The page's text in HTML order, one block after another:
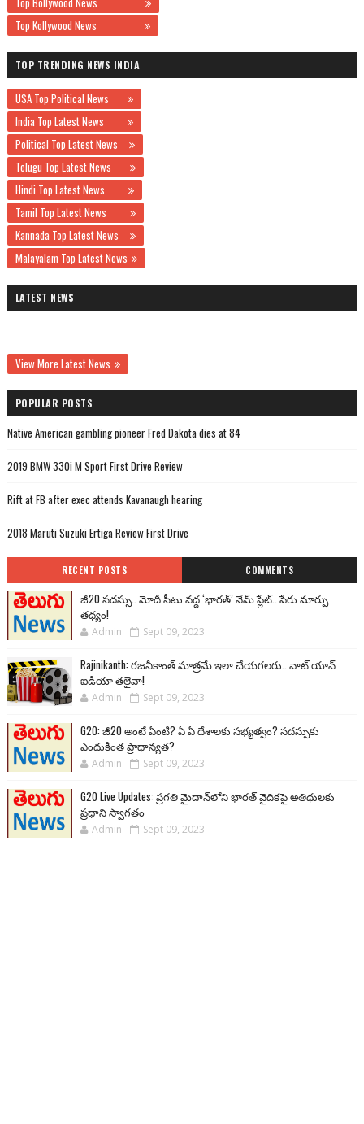
Top Kollywood News
TOP TRENDING NEWS INDIA
USA Top Political News
India Top Latest News
Political Top Latest News
Telugu Top Latest News
Hindi Top Latest News
Tamil Top Latest News
Kannada Top Latest News
Malayalam Top Latest News
LATEST NEWS
View More Latest News
POPULAR POSTS
Native American gambling pioneer Fred Dakota dies at 84
2019 BMW 330i M Sport First Drive Review
Rift at FB after exec attends Kavanaugh hearing
2018 Maruti Suzuki Ertiga Review First Drive
RECENT POSTS COMMENTS
జీ20 సదస్సు.. మోదీ సీటు వద్ద ‘భారత్’ నేమ్ ప్లేట్‌.. పేరు మార్పు
తథ్యం!
Admin Sept 09, 2023
Rajinikanth: రజనీకాంత్ మాత్రమే ఇలా చేయగలరు.. వాట్ యాన్
ఐడియా తలైవా!
Admin Sept 09, 2023
G20: జీ20 అంటే ఏంటి? ఏ ఏ దేశాలకు సభ్యత్వం? సదస్సుకు
ఎందుకింత ప్రాధాన్యత?
Admin Sept 09, 2023
G20 Live Updates: ప్రగతి మైదాన్‌లోని భారత్ వైదికపై అతిథులకు
ప్రధాని స్వాగతం
Admin Sept 09, 2023